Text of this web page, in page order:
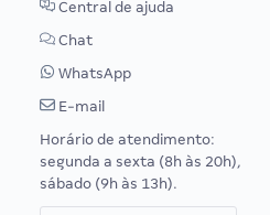
Central de ajuda
Chat
WhatsApp
E-mail
Horário de atendimento:
segunda a sexta (8h às 20h),
sábado (9h às 13h).